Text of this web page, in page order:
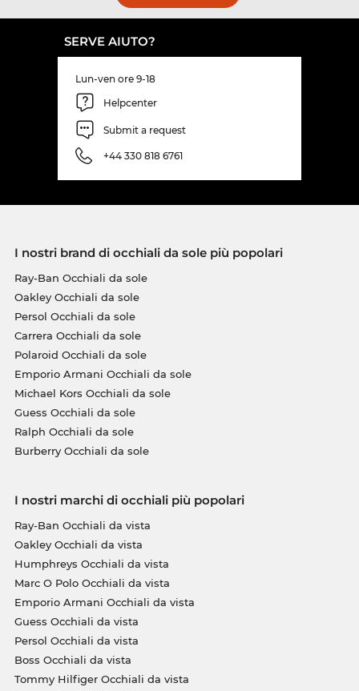
SERVE AIUTO?
Lun-ven ore 9-18
Helpcenter
Submit a request
+44 330 818 6761
I nostri brand di occhiali da sole più popolari
Ray-Ban Occhiali da sole
Oakley Occhiali da sole
Persol Occhiali da sole
Carrera Occhiali da sole
Polaroid Occhiali da sole
Emporio Armani Occhiali da sole
Michael Kors Occhiali da sole
Guess Occhiali da sole
Ralph Occhiali da sole
Burberry Occhiali da sole
I nostri marchi di occhiali più popolari
Ray-Ban Occhiali da vista
Oakley Occhiali da vista
Humphreys Occhiali da vista
Marc O Polo Occhiali da vista
Emporio Armani Occhiali da vista
Guess Occhiali da vista
Persol Occhiali da vista
Boss Occhiali da vista
Tommy Hilfiger Occhiali da vista